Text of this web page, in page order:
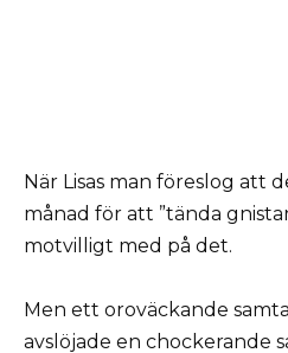
När Lisas man föreslog att
månad för att ”tända
motvilligt med på det.
Men ett oroväckande
avslöjade en chockerande